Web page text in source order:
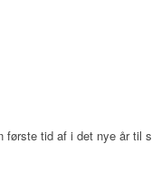
tid af i det nye år til